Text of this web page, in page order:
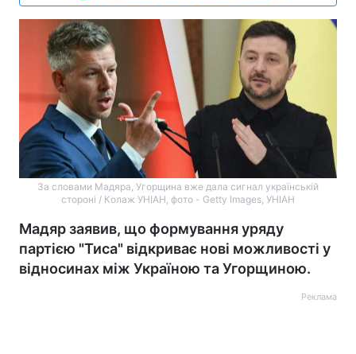
За словами Мадяра, Угорщина вже дала сигнал українській
стороні / Колаж УНІАН, фото - Getty Images, УНІАН
Мадяр заявив, що формування уряду
партією "Тиса" відкриває нові можливості у
відносинах між Україною та Угорщиною.
Реклама